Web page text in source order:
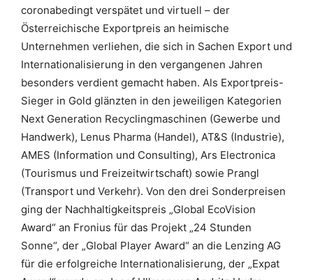
coronabedingt verspätet und virtuell – der
Österreichische Exportpreis an heimische
Unternehmen verliehen, die sich in Sachen Export und
Internationalisierung in den vergangenen Jahren
besonders verdient gemacht haben. Als Exportpreis-
Sieger in Gold glänzten in den jeweiligen Kategorien
Next Generation Recyclingmaschinen (Gewerbe und
Handwerk), Lenus Pharma (Handel), AT&S (Industrie),
AMES (Information und Consulting), Ars Electronica
(Tourismus und Freizeitwirtschaft) sowie Prangl
(Transport und Verkehr). Von den drei Sonderpreisen
ging der Nachhaltigkeitspreis „Global EcoVision
Award“ an Fronius für das Projekt „24 Stunden
Sonne“, der „Global Player Award“ an die Lenzing AG
für die erfolgreiche Internationalisierung, der „Expat